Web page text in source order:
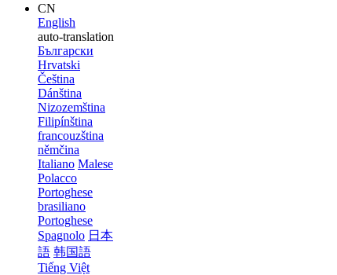
CN
English
auto-translation
Български
Hrvatski
Čeština
Dánština
Nizozemština
Filipínština
francouzština
němčina
Italiano Malese
Polacco
Portoghese
brasiliano
Portoghese
Spagnolo 日本
語 韩国語
Tiếng Việt